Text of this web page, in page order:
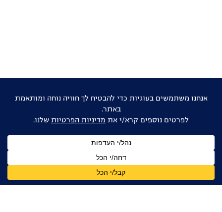
אוהבים דוקו ישראלי?
הישארו מעודכנים
שם
מלא
כתובת
דואר